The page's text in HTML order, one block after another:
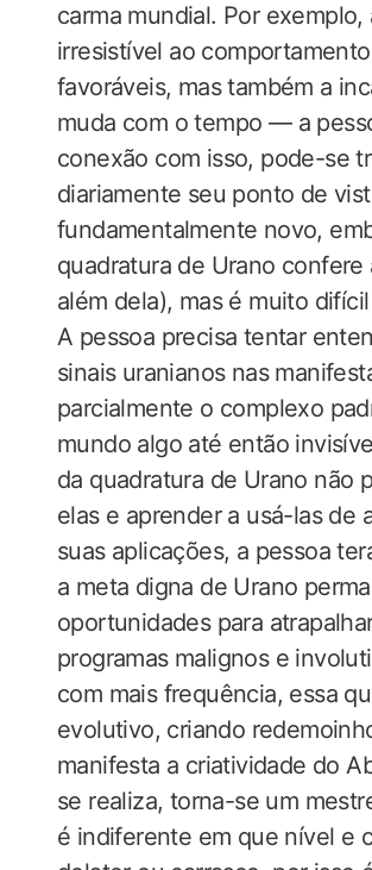
carma mundial. Por
irresistível ao
favoráveis, mas também a
muda com o tempo — a
conexão com isso, pode-se
diariamente seu ponto de
fundamentalmente novo,
quadratura de Urano
além dela), mas é muito
A pessoa precisa tentar
sinais uranianos nas
parcialmente o complexo
mundo algo até então
da quadratura de Urano não
elas e aprender a usá-las de
suas aplicações, a pessoa
a meta digna de Urano
oportunidades para
programas malignos e
com mais frequência, essa
evolutivo, criando
manifesta a criatividade do
se realiza, torna-se um
é indiferente em que nível e